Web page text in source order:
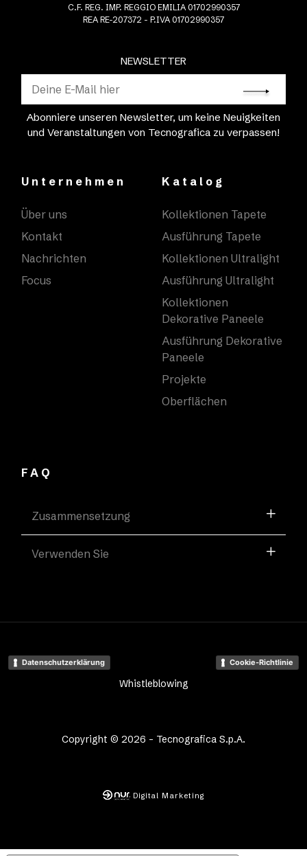
NEWSLETTER
Abonniere unseren Newsletter, um keine Neuigkeiten
und Veranstaltungen von Tecnografica zu verpassen!
C.F. REG. IMP. REGGIO EMILIA 01702990357
REA RE-207372 - P.IVA 01702990357
Unternehmen
Über uns
Kontakt
Nachrichten
Focus
Katalog
Kollektionen Tapete
Ausführung Tapete
Kollektionen Ultralight
Ausführung Ultralight
Kollektionen
Dekorative Paneele
Ausführung Dekorative
Paneele
Projekte
Oberflächen
FAQ
Zusammensetzung
Verwenden Sie
Copyright © 2026 - Tecnografica S.p.A.
Datenschutzerklärung Cookie-Richtlinie
Whistleblowing
Digital Marketing